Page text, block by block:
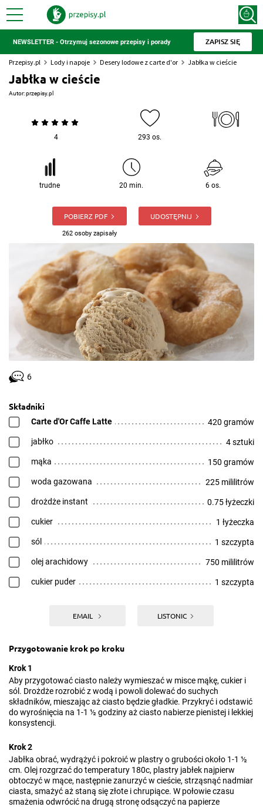
NEWSLETTER - Otrzymuj sezonowe przepisy i porady ZAPISZ SIĘ
Przepisy.pl Lody i napoje Desery lodowe z carte d'or Jabłka w cieście
Jabłka w cieście
Autor:przepisy.pl
4 293 os.
trudne 20 min. 6 os.
POBIERZ PDF
262 osoby zapisały
UDOSTĘPNIJ
6
Składniki
Carte d'Or Caffe Latte 420 gramów
jabłko 4 sztuki
mąka 150 gramów
woda gazowana 225 mililitrów
drożdże instant 0.75 łyżeczki
cukier 1 łyżeczka
sól 1 szczypta
olej arachidowy 750 mililitrów
cukier puder 1 szczypta
EMAIL LISTONIC
Przygotowanie krok po kroku
Krok 1
Aby przygotować ciasto należy wymieszać w misce mąkę, cukier i
sól. Drożdże rozrobić z wodą i powoli dolewać do suchych
składników, mieszając aż ciasto będzie gładkie. Przykryć i odstawić
do wyrośnięcia na 1-1 ½ godziny aż ciasto nabierze pienistej i lekkiej
konsystencji.
Krok 2
Jabłka obrać, wydrążyć i pokroić w plastry o grubości około 1-1 ½
cm. Olej rozgrzać do temperatury 180c, plastry jabłek najpierw
obtoczyć w mące, następnie zanurzyć w cieście, strząsnąć nadmiar
ciasta, smażyć aż staną się złote i chrupiące. W połowie czasu
smażenia odwrócić na drugą stronę odsączyć na papierze